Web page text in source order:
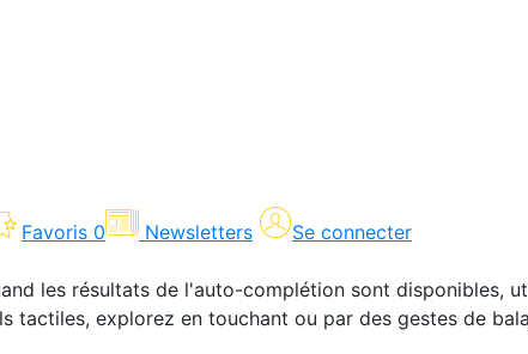
Favoris 0 Newsletters Se connecter
les résultats de l'auto-complétion sont disponibles,
tactiles, explorez en touchant ou par des gestes de